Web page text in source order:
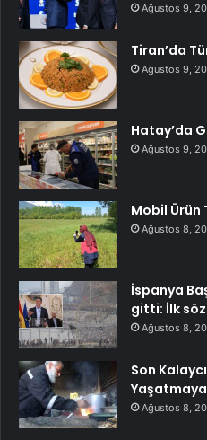
Ağustos 9,
Tiran’da
Ağustos 9,
Hatay’da
Ağustos 9,
Mobil Ürün
Ağustos 8,
İspanya
gitti: İlk
Ağustos 8,
Son
Yaşatmaya
Ağustos 8,